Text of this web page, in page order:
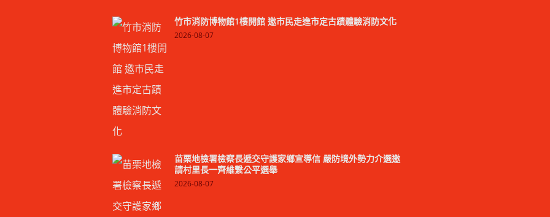
竹市消防博物館1樓開館 邀市民走進市定古蹟體驗消防文化
2026-08-07
苗栗地檢署檢察長遞交守護家鄉宣導信 嚴防境外勢力介選邀
請村里長一齊維繫公平選舉
2026-08-07